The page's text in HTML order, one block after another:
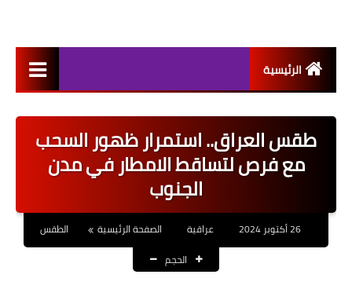
الرئيسية
اخبار القطاع العام
اخبار القطاع الخاص
نتائج التعيينات
العقود والاجور اليومية
طقس العراق.. استمرار ظهور السحب
مع فرص لتساقط الامطار في مدن
الجنوب
26 أكتوبر 2024 عراقية الصفحة الرئيسية
الطقس
الحجم